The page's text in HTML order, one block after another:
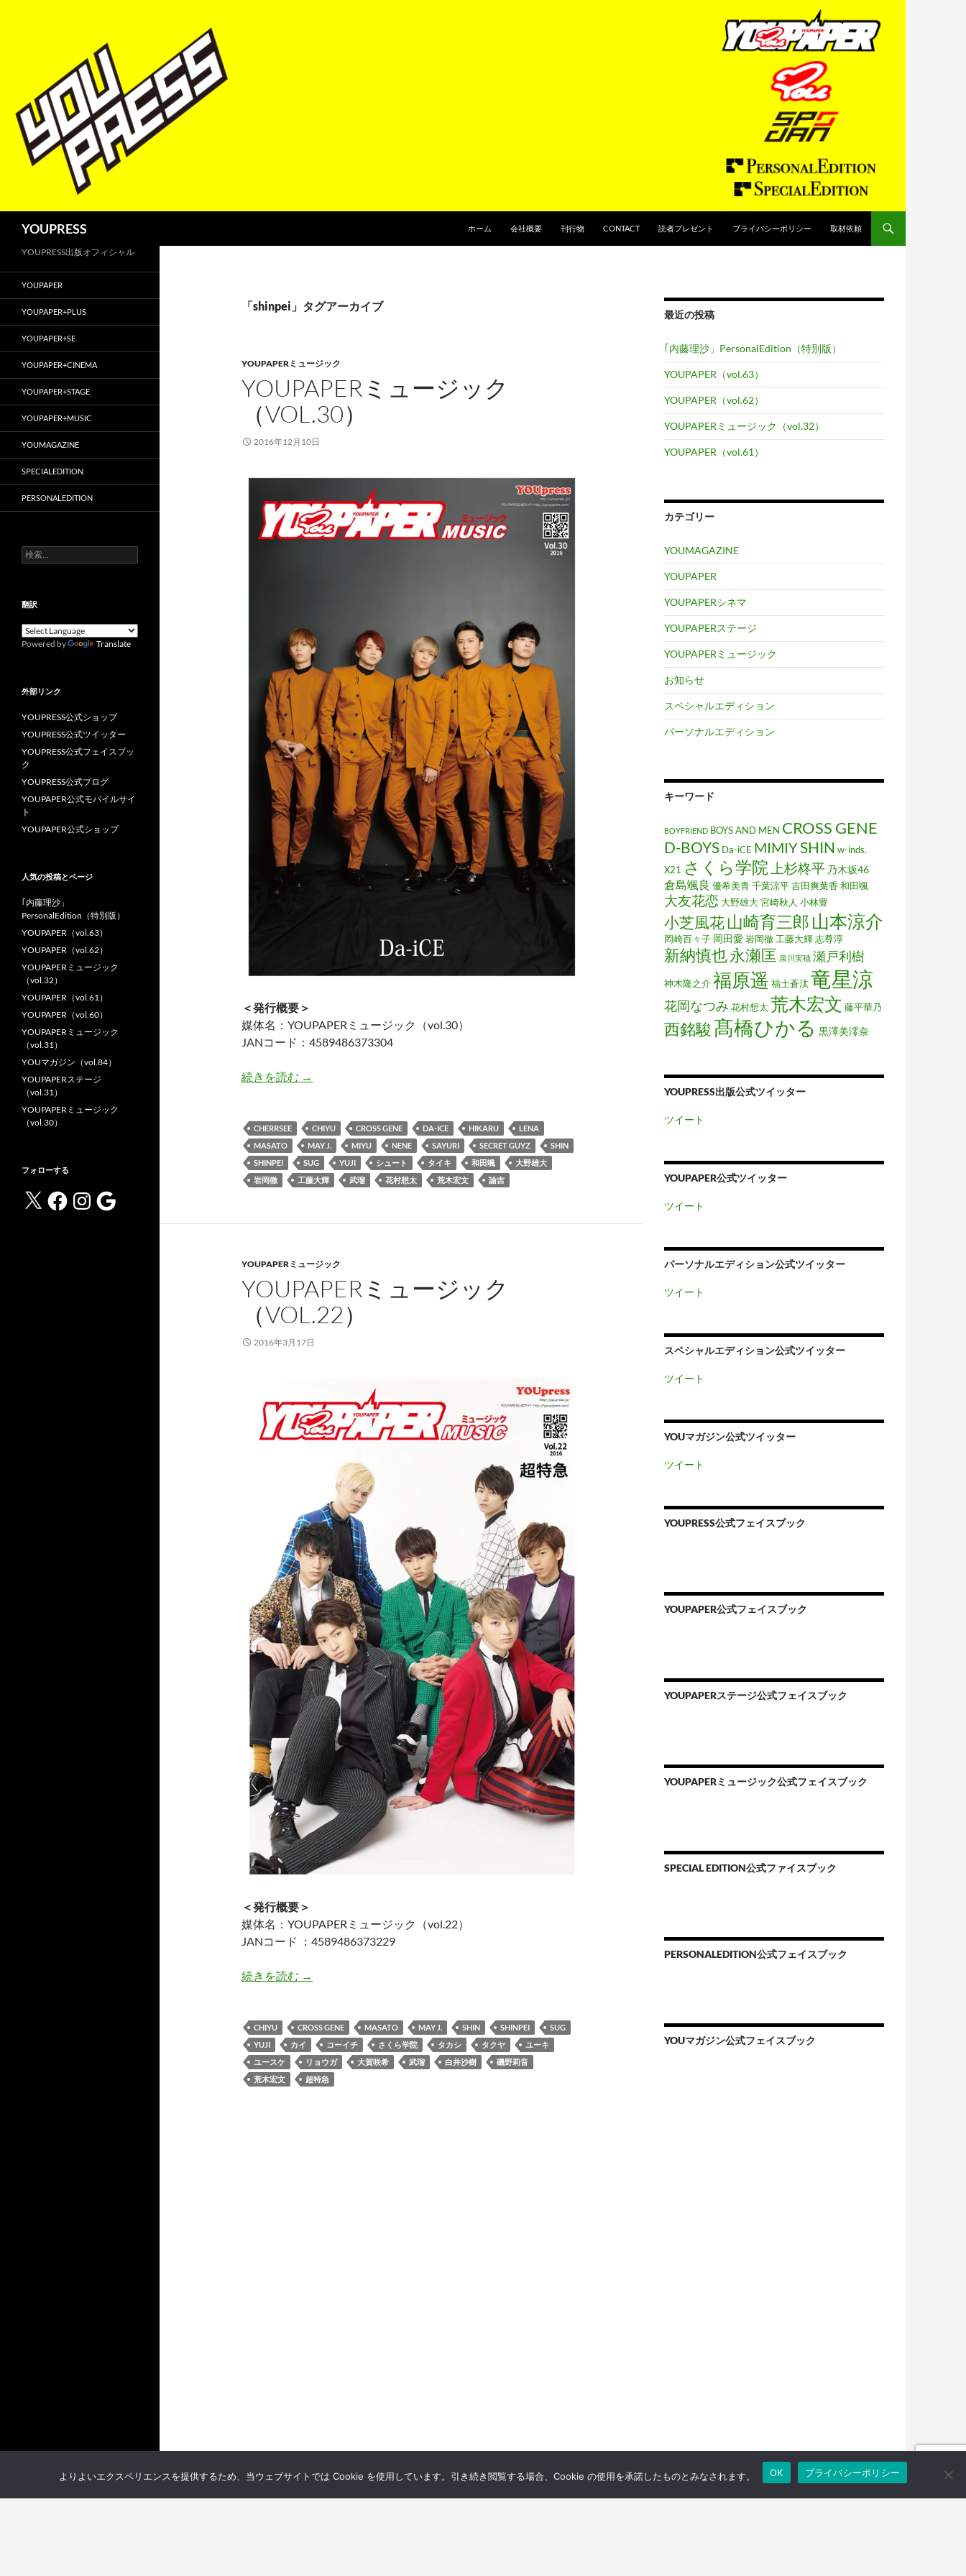
YOUPRESS ホーム 会社概要 刊行物 CONTACT 読者プレゼント プライバシーポリシー 取材依頼
「shinpei」タグアーカイブ
YOUPAPERミュージック
YOUPAPERミュージック
（VOL.30）
2016年12月10日
＜発行概要＞
媒体名：YOUPAPERミュージック（vol.30）
JANコード：4589486373304
続きを読む YOUPAPERミュージック（vol.30）
→
CHERRSEE CHIYU CROSS GENE DA-ICE HIKARU
LENA
MASATO
MAY J. MIYU NENE SAYURI SECRET GUYZ
SHIN
SHINPEI
SUG YUJI シュート タイキ 和田颯
大野雄大
岩岡徹
工藤大輝 武瑠 花村想太 荒木宏文 諭吉
YOUPAPERミュージック
YOUPAPERミュージック
（VOL.22）
2016年3月17日
＜発行概要＞
媒体名：YOUPAPERミュージック（vol.22）
JANコード ：4589486373229
続きを読む YOUPAPERミュージック（vol.22）
→
CHIYU CROSS GENE MASATO MAY J. SHIN SHINPEI
SUG
YUJI
カイ コーイチ さくら学院 タカシ タクヤ
ユーキ
ユースケ
リョウガ 大賀咲希 武瑠 白井沙樹
磯野莉音
荒木宏文
超特急
最近の投稿
｢内藤理沙」PersonalEdition（特別版）
YOUPAPER（vol.63）
YOUPAPER（vol.62）
YOUPAPERミュージック（vol.32）
YOUPAPER（vol.61）
カテゴリー
YOUMAGAZINE
YOUPAPER
YOUPAPERシネマ
YOUPAPERステージ
YOUPAPERミュージック
お知らせ
スペシャルエディション
パーソナルエディション
キーワード
BOYFRIEND BOYS AND MEN CROSS GENE
D-BOYS Da-iCE MIMIYSHIN w-inds.
X21 さくら学院 上杉柊平 乃木坂46
倉島颯良 優希美青 千葉涼平 吉田爽葉香 和田颯
大友花恋 大野雄大 宮崎秋人 小林豊
小芝風花山崎育三郎 山本涼介
岡崎百々子 岡田愛 岩岡徹 工藤大輝 志尊淳
新納慎也永瀬匡 泉川実穂 瀬戸利樹
神木隆之介 福原遥 福士蒼汰 竜星涼
花岡なつみ 花村想太 荒木宏文 藤平華乃
西銘駿髙橋ひかる 黒澤美澪奈
YOUPRESS出版公式ツイッター
ツイート
YOUPAPER公式ツイッター
ツイート
パーソナルエディション公式ツイッター
ツイート
スペシャルエディション公式ツイッター
ツイート
YOUマガジン公式ツイッター
ツイート
YOUPRESS公式フェイスブック
YOUPAPER公式フェイスブック
YOUPAPERステージ公式フェイスブック
YOUPAPERミュージック公式フェイスブック
SPECIAL EDITION公式ファイスブック
PERSONALEDITION公式フェイスブック
YOUマガジン公式フェイスブック
YOUPRESS出版オフィシャル
YOUPAPER
YOUPAPER+PLUS
YOUPAPER+SE
YOUPAPER+CINEMA
YOUPAPER+STAGE
YOUPAPER+MUSIC
YOUMAGAZINE
SPECIALEDITION
PERSONALEDITION
検
索:
翻訳
Powered by Translate
外部リンク
YOUPRESS公式ショップ
YOUPRESS公式ツイッター
YOUPRESS公式フェイスブッ
ク
YOUPRESS公式ブログ
YOUPAPER公式モバイルサイ
ト
YOUPAPER公式ショップ
人気の投稿とページ
｢内藤理沙」
PersonalEdition（特別版）
YOUPAPER（vol.63）
YOUPAPER（vol.62）
YOUPAPERミュージック
（vol.32）
YOUPAPER（vol.61）
YOUPAPER（vol.60）
YOUPAPERミュージック
（vol.31）
YOUマガジン（vol.84）
YOUPAPERステージ
（vol.31）
YOUPAPERミュージック
（vol.30）
フォローする
X FacebookInstagramGoogle
よりよいエクスペリエンスを提供するため、当ウェブサイトでは Cookie を使用しています。引き続き閲覧する場合、Cookie の使用を承諾したものとみなされます。 OK プライバシーポリシー